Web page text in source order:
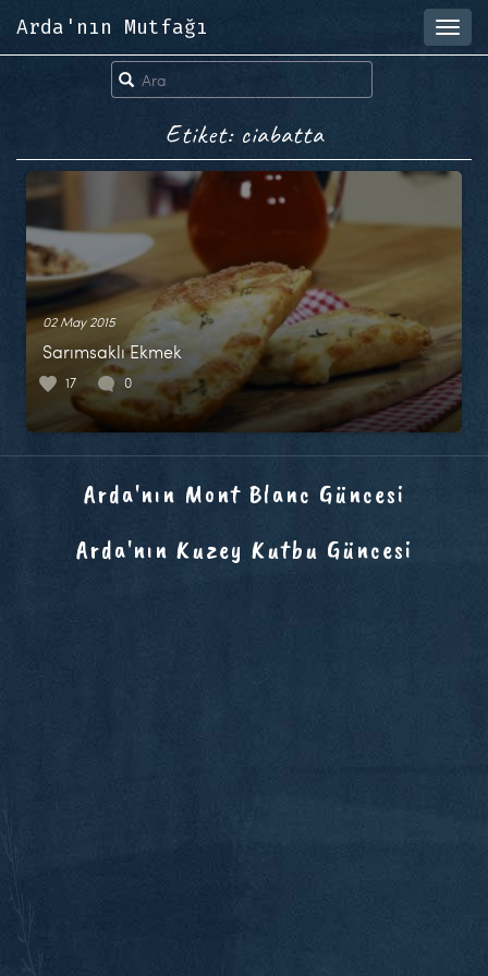
Arda'nın Mutfağı
Etiket: ciabatta
02 May 2015
Sarımsaklı Ekmek
17 0
Arda'nın Mont Blanc Güncesi
Arda'nın Kuzey Kutbu Güncesi